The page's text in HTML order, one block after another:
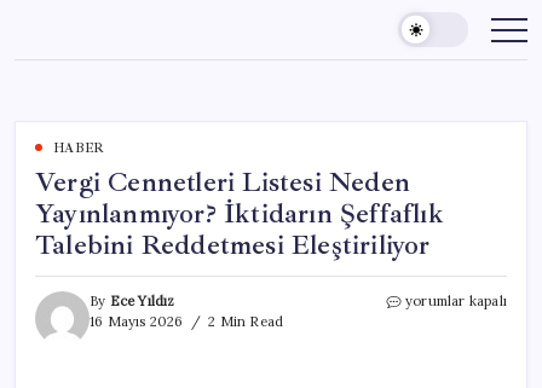
content
HABER
Vergi Cennetleri Listesi Neden
Yayınlanmıyor? İktidarın Şeffaflık
Talebini Reddetmesi Eleştiriliyor
By Ece Yıldız
16 Mayıs 2026
2 Min Read
Vergi
yorumlar kapalı